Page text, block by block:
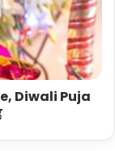
Diwali Puja